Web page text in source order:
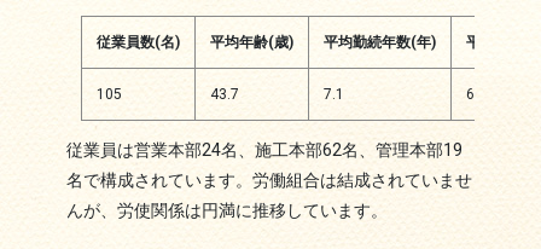
従業員数(名) 平均年齢(歳) 平均勤続年数(年) 平均年間
105 43.7 7.1 6600
従業員は営業本部24名、施工本部62名、管理本部19
名で構成されています。労働組合は結成されていませ
んが、労使関係は円満に推移しています。